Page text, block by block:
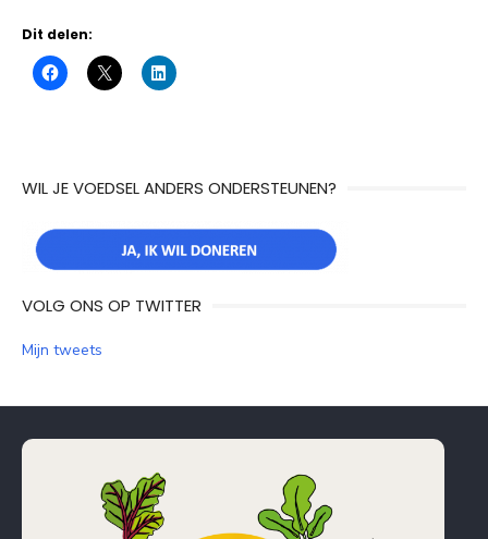
Dit delen:
WIL JE VOEDSEL ANDERS ONDERSTEUNEN?
VOLG ONS OP TWITTER
Mijn tweets